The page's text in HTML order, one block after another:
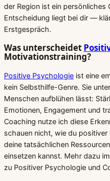
der Region ist ein
Entscheidung liegt bei dir —
Erstgespräch.
Was unterscheidet
Motivationstraining?
Positive Psychologie ist eine
kein Selbsthilfe-Genre. Sie
Menschen aufblühen lässt:
Emotionen, Engagement und
Coaching nutze ich diese
schauen nicht, wie du
deine tatsächlichen
einsetzen kannst. Mehr dazu im
zu Positiver Psychologie und